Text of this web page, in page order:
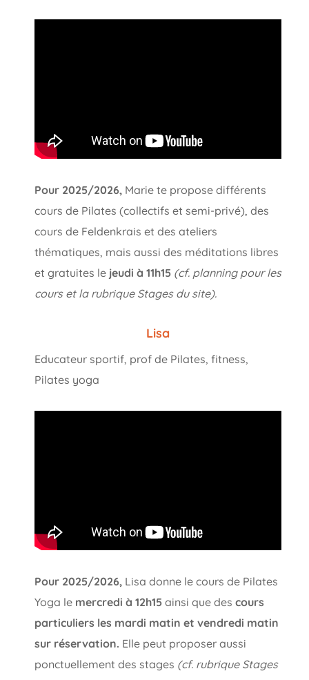
Pour 2025/2026, Marie te propose différents
cours de Pilates (collectifs et semi-privé), des
cours de Feldenkrais et des ateliers
thématiques, mais aussi des méditations libres
et gratuites le jeudi à 11h15 (cf. planning pour les
cours et la rubrique Stages du site).
Lisa
Educateur sportif, prof de Pilates, fitness,
Pilates yoga
Pour 2025/2026, Lisa donne le cours de Pilates
Yoga le mercredi à 12h15 ainsi que des cours
particuliers les mardi matin et vendredi matin
sur réservation. Elle peut proposer aussi
ponctuellement des stages (cf. rubrique Stages